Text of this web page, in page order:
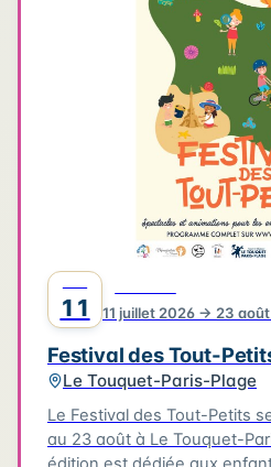
2
6
2
2
Leaflet|
11 11 juillet 2026 → 23
Festival des Tout-
Le Touquet-Paris-Plage
Le Festival des Tout-Petits
au 23 août à Le Touquet-Paris-Plage.